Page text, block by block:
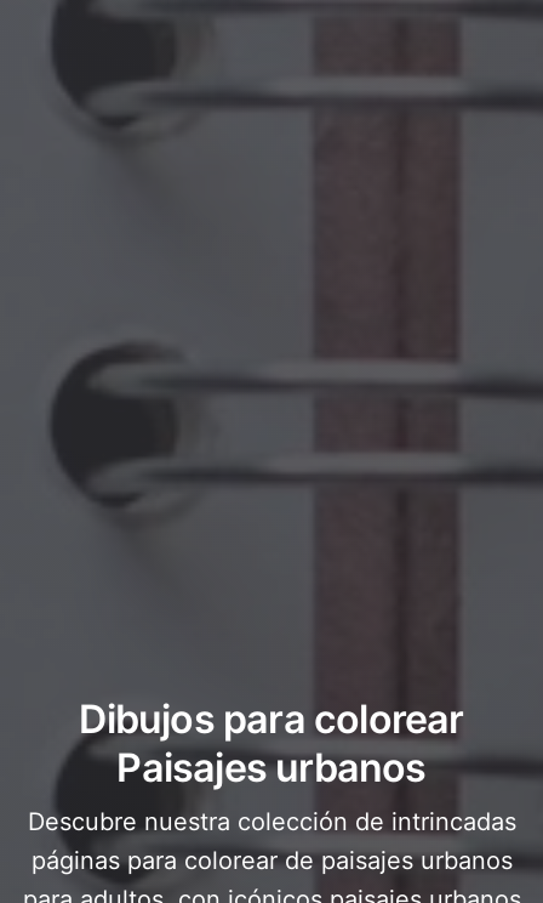
Dibujos para colorear
Paisajes urbanos
Descubre nuestra colección de intrincadas
páginas para colorear de paisajes urbanos